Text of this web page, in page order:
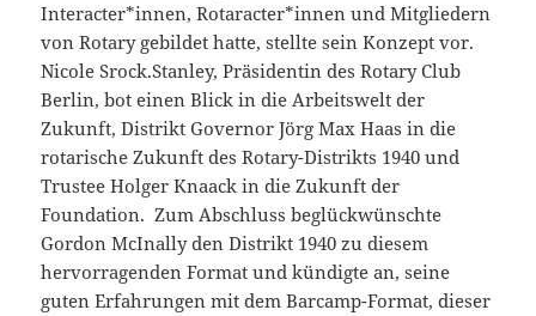
Interacter*innen, Rotaracter*innen und Mitgliedern
von Rotary gebildet hatte, stellte sein Konzept vor.
Nicole Srock.Stanley, Präsidentin des Rotary Club
Berlin, bot einen Blick in die Arbeitswelt der
Zukunft, Distrikt Governor Jörg Max Haas in die
rotarische Zukunft des Rotary-Distrikts 1940 und
Trustee Holger Knaack in die Zukunft der
Foundation. Zum Abschluss beglückwünschte
Gordon McInally den Distrikt 1940 zu diesem
hervorragenden Format und kündigte an, seine
guten Erfahrungen mit dem Barcamp-Format, dieser